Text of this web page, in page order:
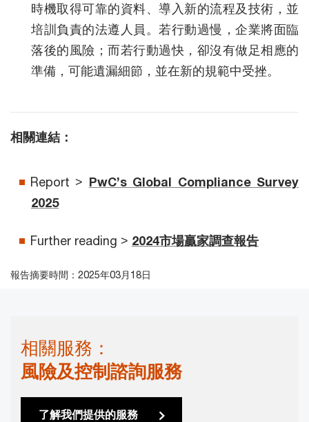
時機取得可靠的資料、導入新的流程及技術，並
培訓負責的法遵人員。若行動過慢，企業將面臨
落後的風險；而若行動過快，卻沒有做足相應的
準備，可能遺漏細節，並在新的規範中受挫。
相關連結：
Report > PwC’s Global Compliance Survey
2025
Further reading > 2024市場贏家調查報告
報告摘要時間：2025年03月18日
相關服務：
風險及控制諮詢服務
了解我們提供的服務